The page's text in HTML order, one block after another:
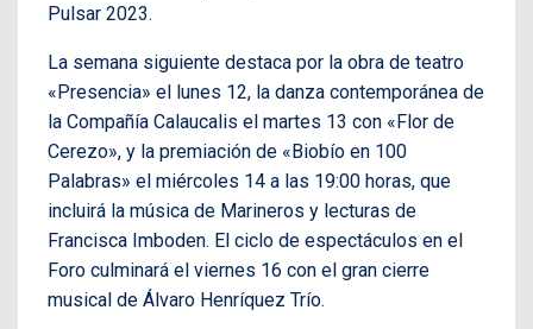
Pulsar 2023.
La semana siguiente destaca por la obra de teatro
«Presencia» el lunes 12, la danza contemporánea de
la Compañía Calaucalis el martes 13 con «Flor de
Cerezo», y la premiación de «Biobío en 100
Palabras» el miércoles 14 a las 19:00 horas, que
incluirá la música de Marineros y lecturas de
Francisca Imboden. El ciclo de espectáculos en el
Foro culminará el viernes 16 con el gran cierre
musical de Álvaro Henríquez Trío.